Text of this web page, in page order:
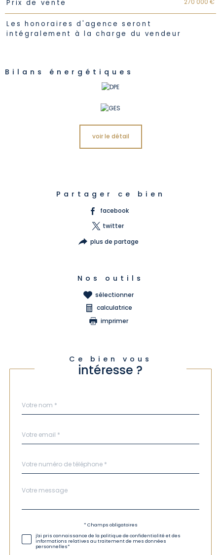
Caractéristiques Valeurs
Prix de vente 270 000 €
Les honoraires d'agence seront
intégralement à la charge du vendeur
Bilans énergétiques
voir le détail
Partager ce bien
facebook
twitter
plus de partage
Nos outils
sélectionner
calculatrice
imprimer
Ce bien vous
intéresse ?
par
*
*
*
Fieldset
Message
*
* Champs obligatoires
j'ai pris connaissance de la politique de confidentialité et des
informations relatives au traitement de mes données
personnelles*